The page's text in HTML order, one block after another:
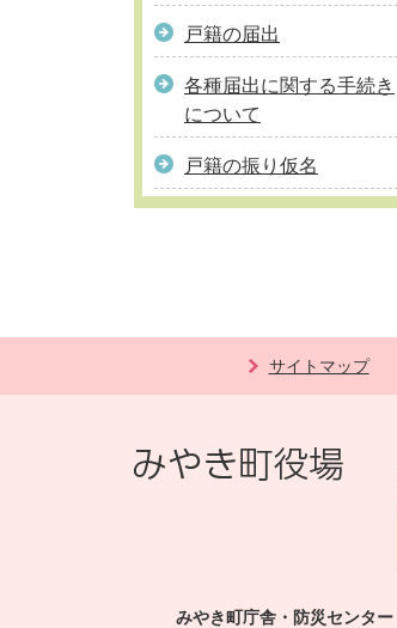
戸籍の届出
各種届出に関する手続き
について
戸籍の振り仮名
サイトマップ
みやき町庁舎・防災センター